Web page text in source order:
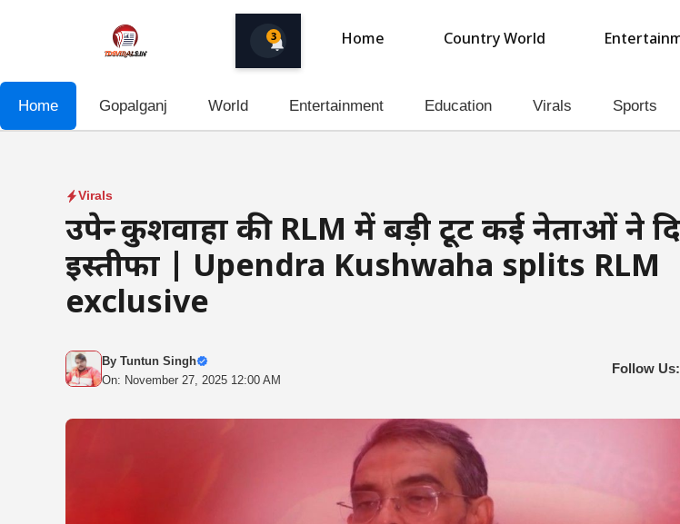
3 Home Country World
Home Gopalganj World Entertainment Education Virals Sports
Virals
उपेन्द्र कुशवाहा की RLM में बड़ी टूट कई नेताओं ने
इस्तीफा | Upendra Kushwaha splits RLM
exclusive
By Tuntun Singh
On: November 27, 2025 12:00 AM
Follow Us: